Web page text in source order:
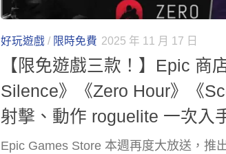
好玩遊戲 / 限時免費 2025 年 11 月 17 日
【限免遊戲三款！】Epic 商
Silence》《Zero Hour》《
射擊、動作 roguelite 一次入
Epic Games Store 本週再度大放送，推